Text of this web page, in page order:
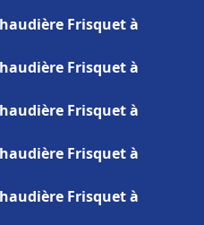
Frisquet à
Frisquet à
Frisquet à
Frisquet à
Frisquet à